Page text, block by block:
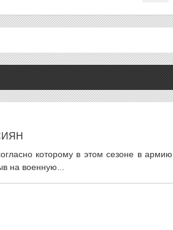
которому в этом сезоне в армию
на военную...